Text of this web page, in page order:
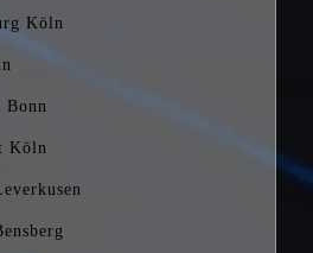
Köln
Bonn
Köln